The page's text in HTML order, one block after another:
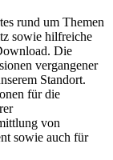
rund um Themen
sowie hilfreiche
Die
vergangener
Standort.
für die
von
sowie auch für